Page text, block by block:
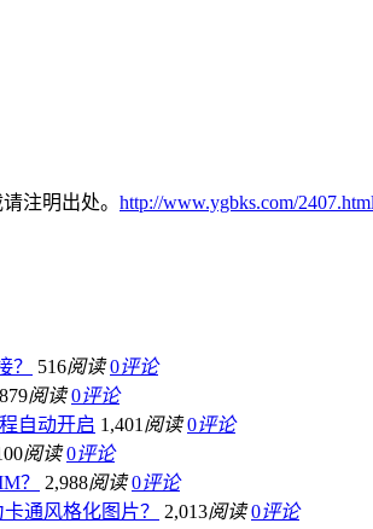
注明出处。 http://www.ygbks.com/2407.html
？ 516阅读 0评论
879阅读 0评论
自动开启 1,401 阅读 0评论
阅读 0评论
？
2,988阅读 0评论
通风格化图片？
2,013阅读 0评论